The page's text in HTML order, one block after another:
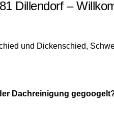
Dillendorf –
Dachreinigung